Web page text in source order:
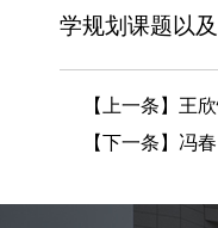
学规划课题以
【上一条】 王
【下一条】 冯春